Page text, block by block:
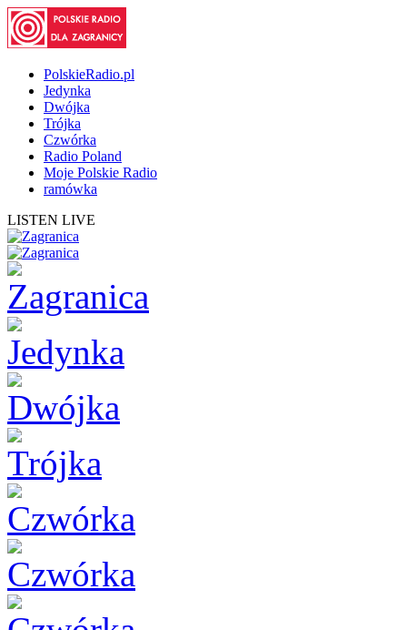
PolskieRadio.pl
Jedynka
Dwójka
Trójka
Czwórka
Radio Poland
Moje Polskie Radio
ramówka
LISTEN LIVE